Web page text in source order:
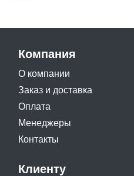
Компания
О компании
Заказ и доставка
Оплата
Менеджеры
Контакты
Клиенту